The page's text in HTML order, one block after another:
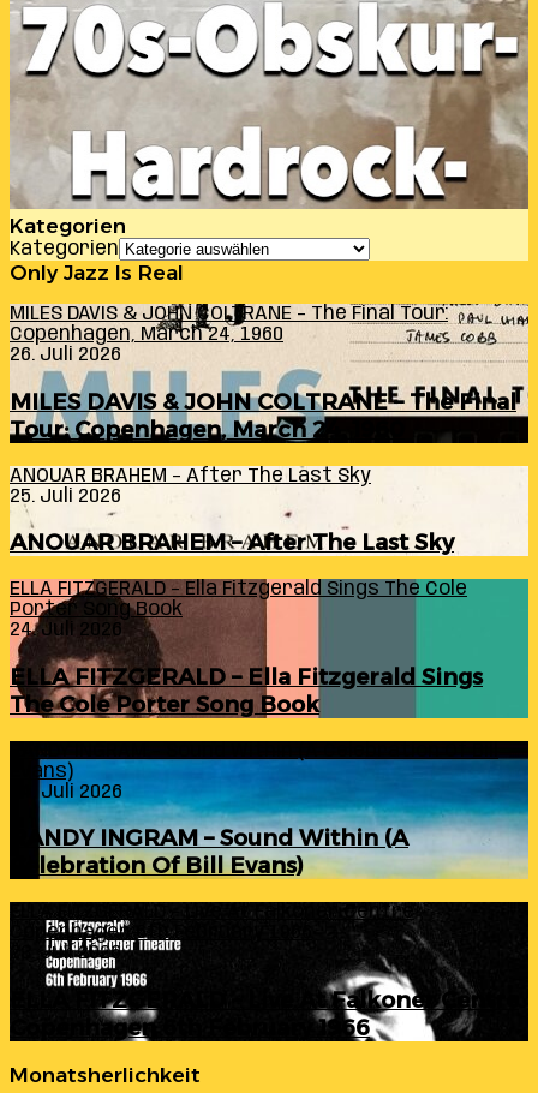
Kategorien
Kategorien
Only Jazz Is Real
MILES DAVIS & JOHN COLTRANE – The Final Tour:
Copenhagen, March 24, 1960
26. Juli 2026
MILES DAVIS & JOHN COLTRANE – The Final
Tour: Copenhagen, March 24, 1960
ANOUAR BRAHEM – After The Last Sky
25. Juli 2026
ANOUAR BRAHEM – After The Last Sky
ELLA FITZGERALD – Ella Fitzgerald Sings The Cole
Porter Song Book
24. Juli 2026
ELLA FITZGERALD – Ella Fitzgerald Sings
The Cole Porter Song Book
Evans)
24. Juli 2026
RANDY INGRAM – Sound Within (A
Celebration Of Bill Evans)
ELLA FITZGERALD – Live At Falkoner Centre
Copenhagen 6th February 1966
23. Juli 2026
ELLA FITZGERALD – Live At Falkoner Centre
Copenhagen 6th February 1966
Monatsherlichkeit